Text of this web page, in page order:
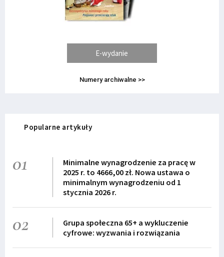
E-wydanie
Numery archiwalne >>
Popularne artykuły
01
Minimalne wynagrodzenie za pracę w
2025 r. to 4666,00 zł. Nowa ustawa o
minimalnym wynagrodzeniu od 1
stycznia 2026 r.
02
Grupa społeczna 65+ a wykluczenie
cyfrowe: wyzwania i rozwiązania